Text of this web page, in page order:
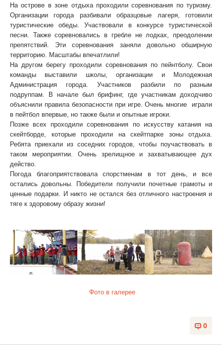
На острове в зоне отдыха проходили соревнования по туризму.
Организации города разбивали образцовые лагеря, готовили
туристические обеды. Участвовали в конкурсе туристической
песни. Также соревновались в гребле не лодках, преодолении
препятствий. Эти соревнования заняли довольно обширную
территорию. Масштабы впечатлили!
На другом берегу проходили соревнования по пейнтболу. Свои
команды выставили школы, организации и Молодежная
Администрация города. Участников разбили по разным
подруппам. В начале был брифинг, где участникам доходчиво
объяснили правила безопасности при игре. Очень многие играли
в пейтбол впервые, но также были и опытные игроки.
Позже всех проходили соревнования по искусству катания на
скейтборде, которые проходили на скейтпарке зоны отдыха.
Ребята приехали из соседних городов, чтобы поучаствовать в
таком мероприятии. Очень зрелищное изахватывающее дух
действо.
Погода благоприятствовала спорстменам в тот день, и все
остались довольны. Победители получили почетные грамоты и
ценные подарки. И никто не остался без отличного настроения и
тяге к здоровому образу жизни!
Фото в галерее
0